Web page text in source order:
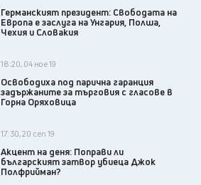
Германският президент: Свободата на
Европа е заслуга на Унгария, Полша,
Чехия и Словакия
18:20, 04 ное 19
Освободиха под парична гаранция
задържаните за търговия с гласове в
Горна Оряховица
17:30, 20 сеп 19
Акцент на деня: Поправи ли
българският затвор убиеца Джок
Полфрийман?